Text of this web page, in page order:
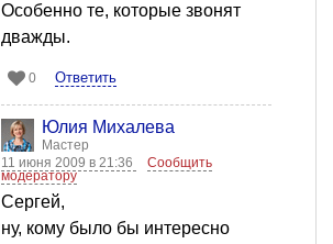
Особенно те, которые звонят
дважды.
0 Ответить
Юлия Михалева
Мастер
11 июня 2009 в 21:36
Сообщить
модератору
Сергей,
ну, кому было бы интересно